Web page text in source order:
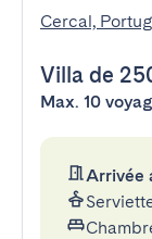
Cercal,
Villa de
Max. 10
Arrivée